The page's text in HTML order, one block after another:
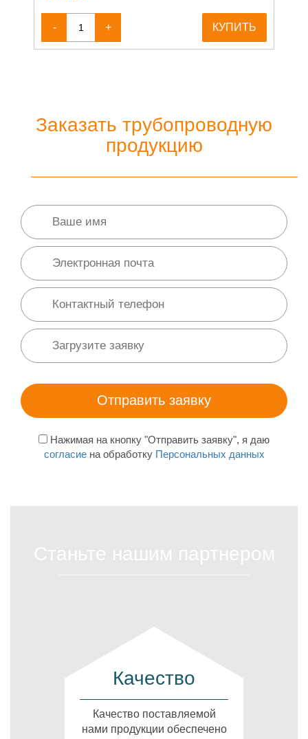
- + КУПИТЬ
Заказать трубопроводную
продукцию
Нажимая на кнопку "Отправить заявку", я даю
согласиена обработку Персональных данных
Качество
Качество поставляемой
нами продукции обеспечено